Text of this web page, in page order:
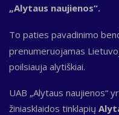
„Alytaus naujienos“.
To paties pavadinimo
prenumeruojamas
poilsiauja alytiškiai.
UAB „Alytaus naujienos“
žiniasklaidos tinklapių